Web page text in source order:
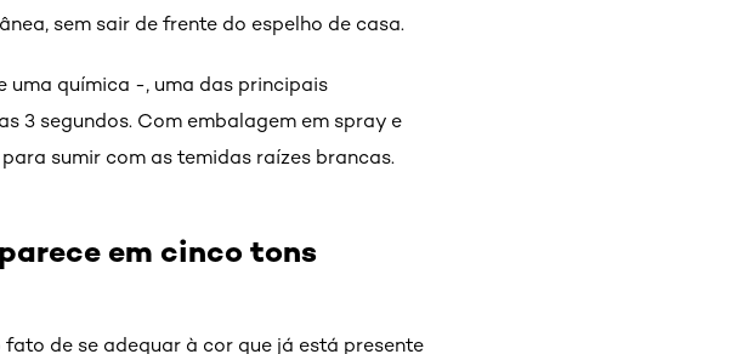
sem sair de frente do espelho de casa.
uma química -, uma das principais
3 segundos. Com embalagem em spray e
sumir com as temidas raízes brancas.
em cinco tons
de se adequar à cor que já está presente